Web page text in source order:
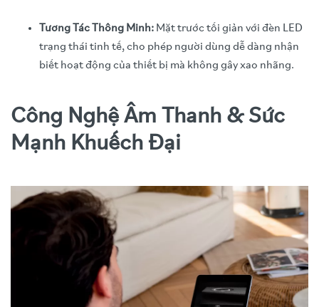
Tương Tác Thông Minh: Mặt trước tối giản với đèn LED
trạng thái tinh tế, cho phép người dùng dễ dàng nhận
biết hoạt động của thiết bị mà không gây xao nhãng.
Công Nghệ Âm Thanh & Sức
Mạnh Khuếch Đại